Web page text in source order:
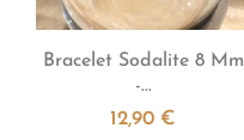
Aperçu rapide
Bracelet Sodalite 8 Mm
-...
12,90 €